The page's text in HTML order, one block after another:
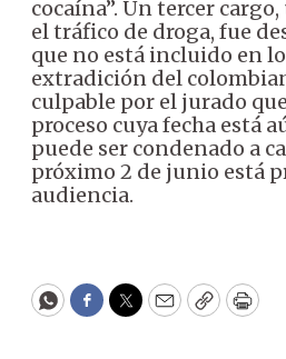
cocaína”. Un tercer
el tráfico de droga, fue
que no está incluido en
extradición del
culpable por el jurado
proceso cuya fecha está
puede ser condenado a
próximo 2 de junio está
audiencia.
WhatsApp
Facebook
Twitter
EmailCopyPrint